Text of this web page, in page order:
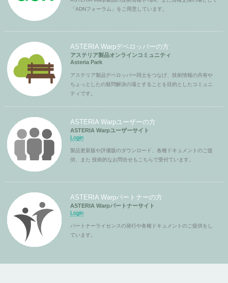
「ADNフォーラム」をご用意しています。
ASTERIA Warpデベロッパーの方
アステリア製品オンラインコミュニティ
Asteria Park
アステリア製品デベロッパー同士をつなげ、技術情報の共有や
ちょっとしたの疑問解決の場とすることを目的としたコミュニ
ティです。
ASTERIA Warpユーザーの方
ASTERIA Warpユーザーサイト
Login
製品更新版や評価版のダウンロード、各種ドキュメントのご提
供、また 技術的なお問合せもこちらで受付ています。
ASTERIA Warpパートナーの方
ASTERIA Warpパートナーサイト
Login
パートナーライセンスの発行や各種ドキュメントのご提供をし
ています。